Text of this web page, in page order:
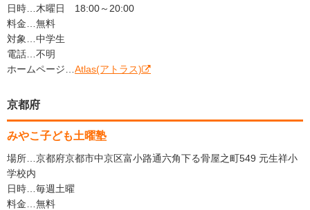
日時…木曜日 18:00～20:00
料金…無料
対象…中学生
電話…不明
ホームページ… Atlas(アトラス)
京都府
みやこ子ども土曜塾
場所…京都府京都市中京区富小路通六角下る骨屋之町549 元生祥小
学校内
日時…毎週土曜
料金…無料